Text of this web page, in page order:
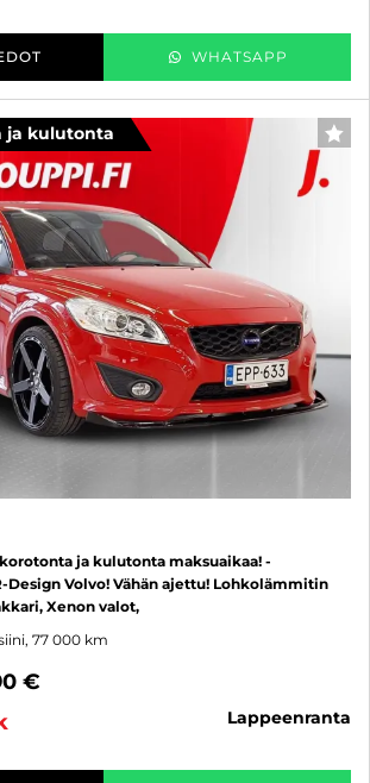
WHATSAPP
ja kulutonta
ja kulutonta maksuaikaa! -
Design Volvo! Vähän ajettu! Lohkolämmitin
Xenon valot,
77 000 km
€
lappeenranta